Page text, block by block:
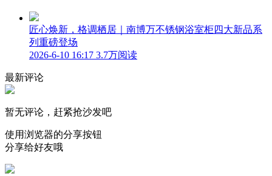
匠心焕新，格调栖居｜南博万不锈钢浴室柜四大新品系
列重磅登场
2026-6-10 16:17 3.7万阅读
最新评论
暂无评论，赶紧抢沙发吧
使用浏览器的分享按钮
分享给好友哦